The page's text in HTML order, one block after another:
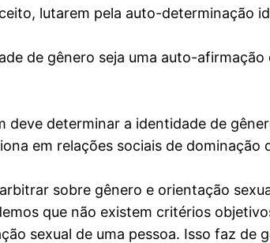
lutarem pela auto-determinação
de gênero seja uma auto-
deve determinar a identidade de
em relações sociais de dominação
sobre gênero e orientação
que não existem critérios
sexual de uma pessoa. Isso faz